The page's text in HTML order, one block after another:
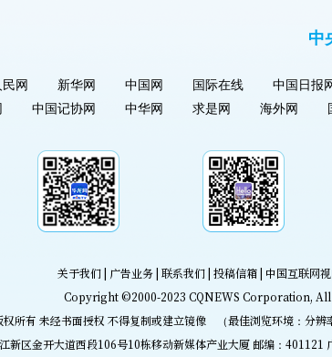
中
民网 新华网 中国网 国际在线 中国日报
中国记协网 中华网 求是网 海外网
关于我们| 广告业务| 联系我们| 投稿信箱| 中国互联网
Copyright ©2000-2023 CQNEWS Corporation,
权所有 未经书面授权 不得复制或建立镜像 （最佳浏览环境：分辨
新区金开大道西段106号10栋移动新媒体产业大厦 邮编：